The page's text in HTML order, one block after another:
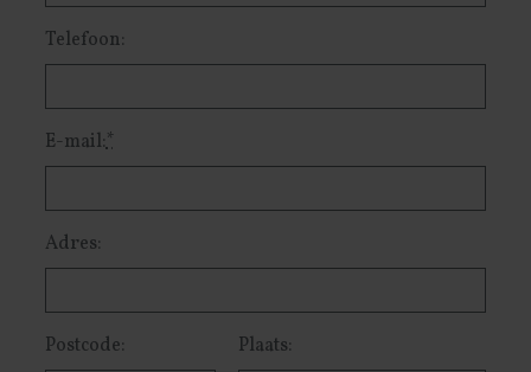
Telefoon:
E-mail:*
Adres:
Postcode: Plaats: